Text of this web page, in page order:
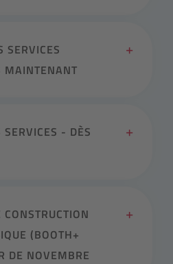
SERVICES
MAINTENANT
- DÈS
(BOOTH+
DE NOVEMBRE